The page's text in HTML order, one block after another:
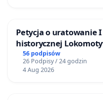
Petycja o uratowanie
historycznej
56 podpisów
26 Podpisy / 24 godzin
4 Aug 2026